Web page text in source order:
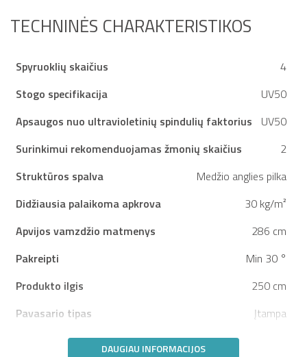
TECHNINĖS CHARAKTERISTIKOS
Spyruoklių skaičius
4
Stogo specifikacija
UV50
Apsaugos nuo ultravioletinių spindulių faktorius
UV50
Surinkimui rekomenduojamas žmonių skaičius
2
Struktūros spalva
Medžio anglies pilka
Didžiausia palaikoma apkrova
30 kg/m²
Apvijos vamzdžio matmenys
286 cm
Pakreipti
Min 30 °
Produkto ilgis
250 cm
Pavasario tipas
Įtampa
DAUGIAU INFORMACIJOS